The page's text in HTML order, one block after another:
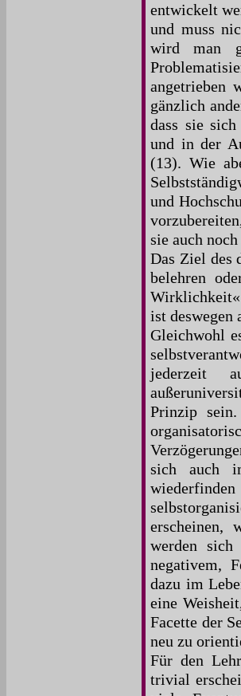
entwickelt
und muss
wird man
angetrieben
gänzlich
dass sie
und in der
(13). Wie
und
sie auch
Das Ziel des
belehren
Wirklichkeit«
ist deswegen
Gleichwohl
jederzeit
Prinzip
sich auch
erscheinen,
werden
negativem,
dazu im
eine
Facette der
neu zu
Für den
trivial